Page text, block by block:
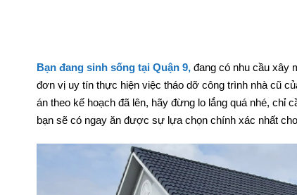
Bạn đang sinh sống tại Quận 9, đang có nhu cầu xây
đơn vị uy tín thực hiện việc tháo dỡ công trình nhà cũ
án theo kế hoạch đã lên, hãy đừng lo lắng quá nhé, chỉ
bạn sẽ có ngay ăn được sự lựa chọn chính xác nhất